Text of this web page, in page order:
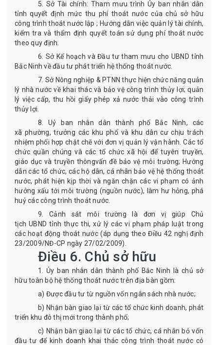
5.
Sở Tài chính: Tham mưu trình Ủy ban nhân dân
tỉnh quyết định mức thu phí thoát nước của chủ sở hữu
công trình thoát nước lập ; Hướng dẫn việc quản lý tài chính,
kiểm tra và thẩm định quyết toán sử dụng phí thoát nước
theo quy định
6 . Sở Kế hoạch và Đầu tư tham mưu cho UBND tỉnh
Bắc Ninh về đầu tư phát triển hệ thống thoát nước.
7. Sở Nông nghiệp & PTNN thực hiện chức năng quản
lý nhà nước về khai thác và bảo vệ công trình thủy lợi; quản
lý việc cấp, thu hồi giấy phép xả nước thải vào công trình
thủy lợi.
8.
Uỷ ban nhân dân thành phố Bắc Ninh, các
xã phường, trưởng các khu phố và khu dân cư chịu trách
nhiệm phối hợp chặt chẽ với đơn vị quản lý vận hành Các tổ
chức quần chúng và các tổ chức xã hội để tuyên truyền,
giáo dục và truyền thôngvấn đề bảo vệ môi trường; Hướng
dẫn các tổ chức, các hộ dân, cá nhân bảo vệ hệ thống thoát
nước, phát hiện kịp thời và ngăn chặn các vi phạm có ảnh
hưởng xấu tới môi trường (nguồn nước), làm hư hỏng, phá
huỷ các công trình thoát nước.
9.
Cảnh sát môi trường là đơn vị giúp Chủ
tịch UBNDtỉnh thực thi, xử lý các vi phạm pháp luật trong
các hoạt động thoát nước(áp dụng theo Điều 42 nghị định
23/2009/NĐ-CP ngày 27/02/2009)
Điều 6. Chủ sở hữu
1. Ủy ban nhân dân thành phố Bắc Ninh là chủ sở
hữu toàn bộ hệ thống thoát nước trên địa bàn gồm:
a) Được đầu tư từ nguồn vốn ngân sách nhà nước;
b) Nhận bàn giao lại từ các tổ chức kinh doanh, phát
triển khu đô thị mới trong thành phố;
c) Nhận bàn giao lại từ các tổ chức, cá nhân bỏ vốn
đầu tư để kinh doanh khai thác công trình thoát nước có